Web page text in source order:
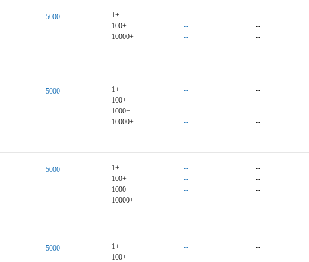
5000
1+
100+
10000+
--
--
--
--
--
--
5000
1+
100+
1000+
10000+
--
--
--
--
--
--
--
--
5000
1+
100+
1000+
10000+
--
--
--
--
--
--
--
--
5000
1+
100+
--
--
--
--